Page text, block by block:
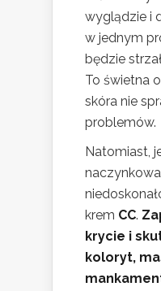
wyglądzie i
w jednym
będzie
To świetna
skóra nie
problemów.
Natomiast,
krem CC.
krycie i
koloryt,